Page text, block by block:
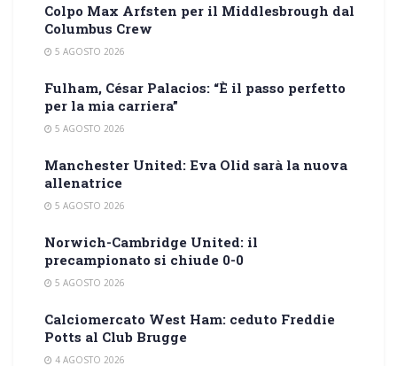
Colpo Max Arfsten per il Middlesbrough dal
Columbus Crew
5 AGOSTO 2026
Fulham, César Palacios: “È il passo perfetto
per la mia carriera”
5 AGOSTO 2026
Manchester United: Eva Olid sarà la nuova
allenatrice
5 AGOSTO 2026
Norwich-Cambridge United: il
precampionato si chiude 0-0
5 AGOSTO 2026
Calciomercato West Ham: ceduto Freddie
Potts al Club Brugge
4 AGOSTO 2026